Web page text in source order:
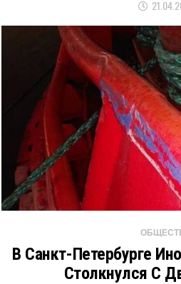
В Санкт-Петербурге
Столкнулся С